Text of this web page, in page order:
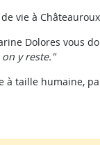
vie à
Dolores vous
y reste."
à taille humaine,